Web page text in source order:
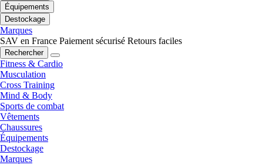
Équipements
Destockage
Marques
SAV en France Paiement sécurisé Retours faciles
Rechercher
Fitness & Cardio
Musculation
Cross Training
Mind & Body
Sports de combat
Vêtements
Chaussures
Équipements
Destockage
Marques